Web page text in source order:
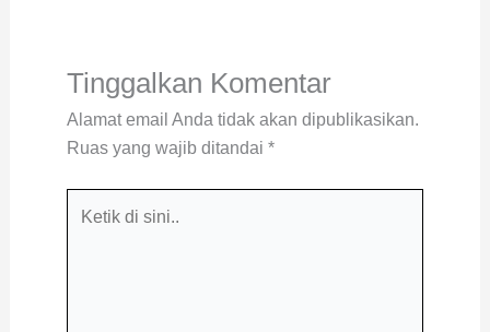
Tinggalkan Komentar
Alamat email Anda tidak akan dipublikasikan.
Ruas yang wajib ditandai *